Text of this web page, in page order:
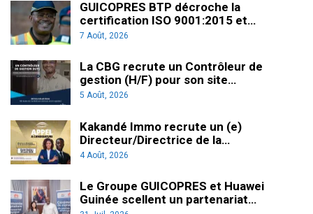
GUICOPRES BTP décroche la
certification ISO 9001:2015 et…
7 Août, 2026
La CBG recrute un Contrôleur de
gestion (H/F) pour son site…
5 Août, 2026
Kakandé Immo recrute un (e)
Directeur/Directrice de la…
4 Août, 2026
Le Groupe GUICOPRES et Huawei
Guinée scellent un partenariat…